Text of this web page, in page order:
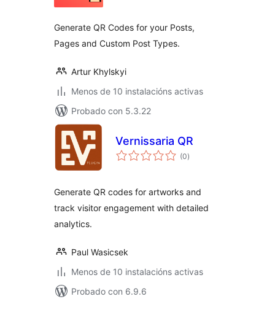
Generate QR Codes for your Posts,
Pages and Custom Post Types.
Artur Khylskyi
Menos de 10 instalacións activas
Probado con 5.3.22
Vernissaria QR
(0valoracións
totais
)
Generate QR codes for artworks and
track visitor engagement with detailed
analytics.
Paul Wasicsek
Menos de 10 instalacións activas
Probado con 6.9.6